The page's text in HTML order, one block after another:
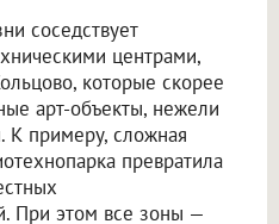
соседствует
центрами,
которые скорее
арт-объекты, нежели
К примеру, сложная
превратила
При этом все зоны —